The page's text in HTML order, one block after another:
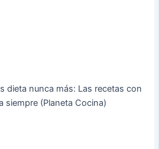
dieta nunca más: Las recetas con
siempre (Planeta Cocina)